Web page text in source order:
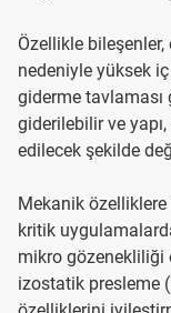
Özellikle bileşenler,
nedeniyle yüksek
giderme tavlaması
giderilebilir ve
edilecek şekilde
Mekanik
kritik
mikro gözenekliliği
izostatik presleme